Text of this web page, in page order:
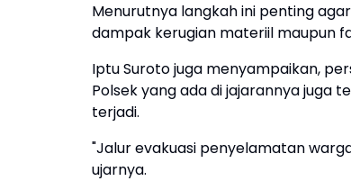
Menurutnya langkah ini penting
dampak kerugian materiil maupun
Iptu Suroto juga menyampaikan,
Polsek yang ada di jajarannya juga
terjadi.
"Jalur evakuasi penyelamatan
ujarnya.